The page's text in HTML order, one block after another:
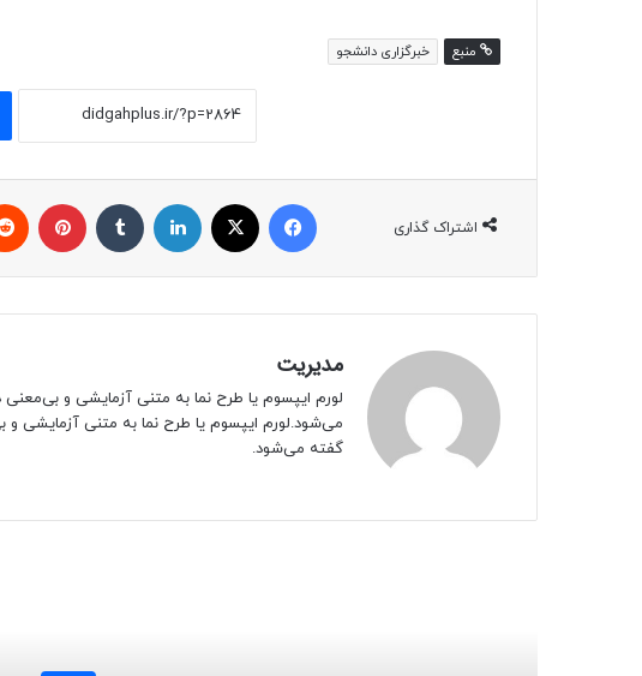
منبع خبرگزاری دانشجو
اشتراک گذاری
فیسبوک ایکس لینکداین تامبلر
مدیریت
لورم ایپسوم یا طرح‌ نما به متنی آزمایشی و
می‌شود.لورم ایپسوم یا طرح‌ نما به متنی آزمایشی
گفته می‌شود.